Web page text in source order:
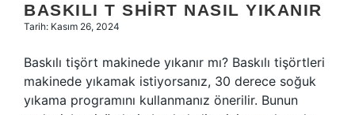
BASKILI T SHIRT NASIL YIKANIR
Tarih: Kasım 26, 2024
Baskılı tişört makinede yıkanır mı? Baskılı tişörtleri
makinede yıkamak istiyorsanız, 30 derece soğuk
yıkama programını kullanmanız önerilir. Bunun